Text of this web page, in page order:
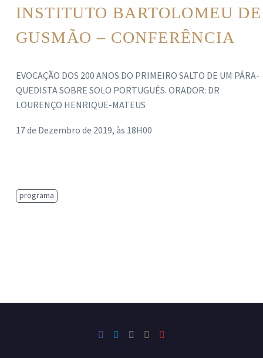
INSTITUTO BARTOLOMEU DE
GUSMÃO – CONFERÊNCIA
EVOCAÇÃO DOS 200 ANOS DO PRIMEIRO SALTO DE UM PÁRA-
QUEDISTA SOBRE SOLO PORTUGUÊS. ORADOR: DR
LOURENÇO HENRIQUE-MATEUS
17 de Dezembro de 2019, às 18H00
programa